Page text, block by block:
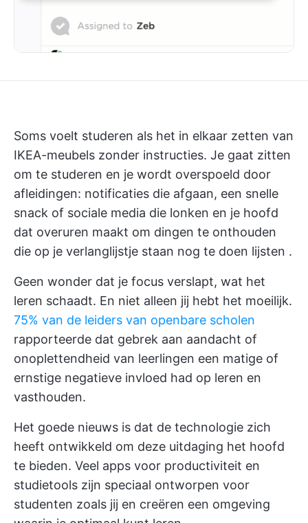
Soms voelt studeren als het in elkaar zetten van
IKEA-meubels zonder instructies. Je gaat zitten
om te studeren en je wordt overspoeld door
afleidingen: notificaties die afgaan, een snelle
snack of sociale media die lonken en je hoofd
dat overuren maakt om dingen te onthouden
die op je verlanglijstje staan nog te doen lijsten .
Geen wonder dat je focus verslapt, wat het
leren schaadt. En niet alleen jij hebt het moeilijk.
75% van de leiders van openbare scholen
rapporteerde dat gebrek aan aandacht of
onoplettendheid van leerlingen een matige of
ernstige negatieve invloed had op leren en
vasthouden.
Het goede nieuws is dat de technologie zich
heeft ontwikkeld om deze uitdaging het hoofd
te bieden. Veel apps voor productiviteit en
studietools zijn speciaal ontworpen voor
studenten zoals jij en creëren een omgeving